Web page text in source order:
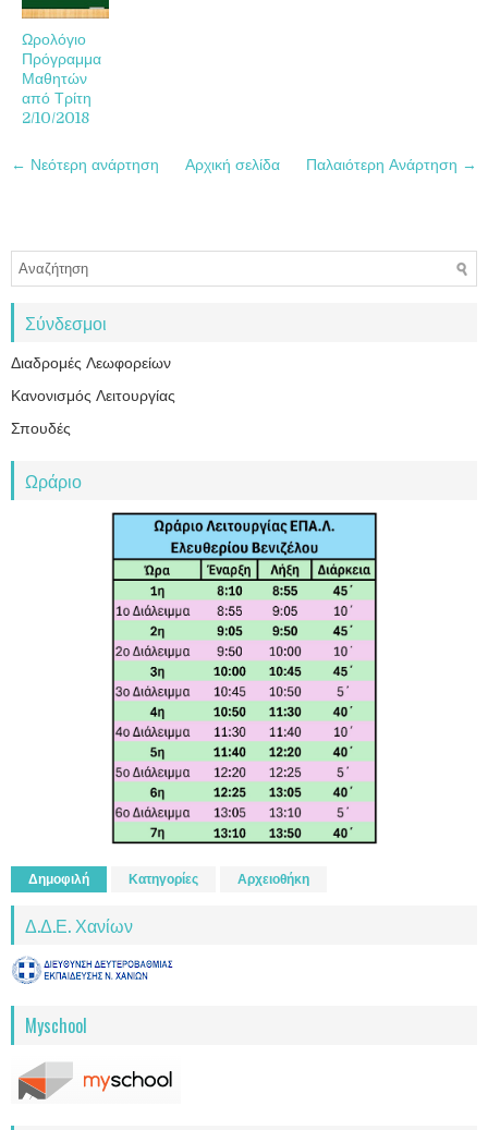
Ωρολόγιο
Πρόγραμμα
Μαθητών
από Τρίτη
2/10/2018
← Νεότερη ανάρτηση Παλαιότερη Ανάρτηση →
Αρχική σελίδα
Σύνδεσμοι
Διαδρομές Λεωφορείων
Κανονισμός Λειτουργίας
Σπουδές
Ωράριο
Δημοφιλή Κατηγορίες Αρχειοθήκη
Δ.Δ.Ε. Χανίων
Myschool